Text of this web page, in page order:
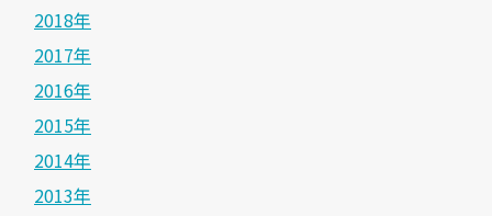
2018年
2017年
2016年
2015年
2014年
2013年